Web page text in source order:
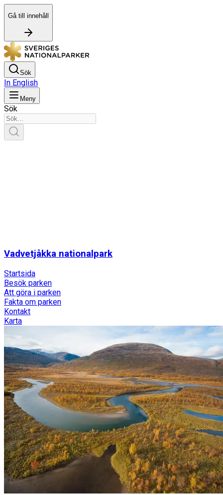
Gå till innehåll
Sök
In English
Meny
Sök
Vadvetjåkka nationalpark
Startsida
Besök parken
Att göra i parken
Fakta om parken
Kontakt
Karta